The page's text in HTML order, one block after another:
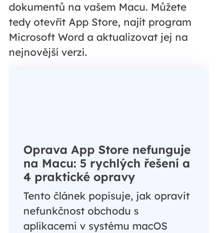
dokumentů na vašem Macu. Můžete
tedy otevřít App Store, najít program
Microsoft Word a aktualizovat jej na
nejnovější verzi.
Oprava App Store nefunguje
na Macu: 5 rychlých řešení a
4 praktické opravy
Tento článek popisuje, jak opravit
nefunkčnost obchodu s
aplikacemi v systému macOS